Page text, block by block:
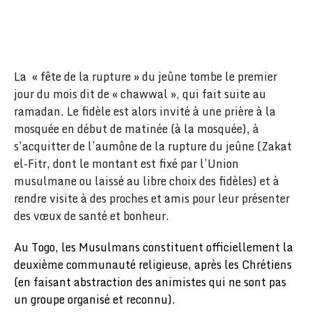
La « fête de la rupture » du jeûne tombe le premier
jour du mois dit de « chawwal », qui fait suite au
ramadan. Le fidèle est alors invité à une prière à la
mosquée en début de matinée (à la mosquée), à
s’acquitter de l’aumône de la rupture du jeûne (Zakat
el-Fitr, dont le montant est fixé par l’Union
musulmane ou laissé au libre choix des fidèles) et à
rendre visite à des proches et amis pour leur présenter
des vœux de santé et bonheur.
Au Togo, les Musulmans constituent officiellement la
deuxième communauté religieuse, après les Chrétiens
(en faisant abstraction des animistes qui ne sont pas
un groupe organisé et reconnu).